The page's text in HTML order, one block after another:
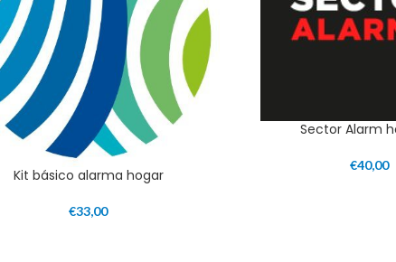
Kit básico alarma hogar
€33,00
Sector Alarm
€40,00